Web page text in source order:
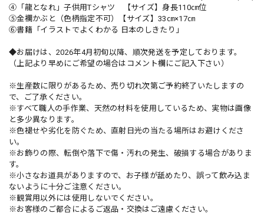
④「龍となれ」子供用Tシャツ 【サイズ】身長110㎝位
➄金襴かぶと（色柄指定不可）【サイズ】33㎝×17㎝
⑥書籍「イラストでよくわかる 日本のしきたり」
◆お届けは、2026年4月初旬以降、順次発送を予定しております。
（上記より早めにご希望の場合はコメント欄にご記入下さい）
※生産数に限りがあるため、売り切れ次第ご予約終了いたしますの
で、ご了承ください。
※すべて職人の手作業、天然の材料を使用しているため、実物は画像
と多少異なります。
※色褪せや劣化を防ぐため、直射日光の当たる場所はお避けくださ
い。
※お飾りの際、転倒や落下で傷・汚れの発生、破損する場合がありま
す。
※小さなお道具がありますので、お子様が舐めたり、誤って飲み込ま
ないように十分ご注意ください。
※観賞用以外には使用しないでください。
※お客様のご都合によるご返品・交換はご遠慮ください。